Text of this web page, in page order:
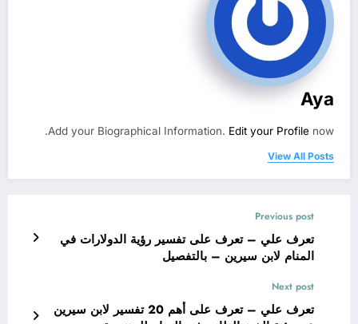
Aya
Add your Biographical Information. Edit your Profile now.
View All Posts
Previous post
تعرف علي – تعرف على تفسير رؤية الدولارات في
المنام لابن سيرين – بالتفصيل
Next post
تعرف علي – تعرف على أهم 20 تفسير لابن سيرين